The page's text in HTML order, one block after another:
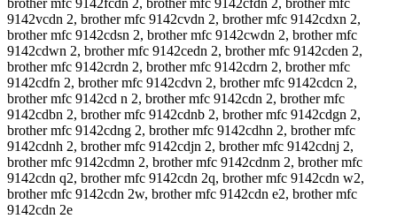
brother mfc 9142fcdn 2, brother mfc 9142cfdn 2, brother mfc
9142vcdn 2, brother mfc 9142cvdn 2, brother mfc 9142cdxn 2,
brother mfc 9142cdsn 2, brother mfc 9142cwdn 2, brother mfc
9142cdwn 2, brother mfc 9142cedn 2, brother mfc 9142cden 2,
brother mfc 9142crdn 2, brother mfc 9142cdrn 2, brother mfc
9142cdfn 2, brother mfc 9142cdvn 2, brother mfc 9142cdcn 2,
brother mfc 9142cd n 2, brother mfc 9142cdn 2, brother mfc
9142cdbn 2, brother mfc 9142cdnb 2, brother mfc 9142cdgn 2,
brother mfc 9142cdng 2, brother mfc 9142cdhn 2, brother mfc
9142cdnh 2, brother mfc 9142cdjn 2, brother mfc 9142cdnj 2,
brother mfc 9142cdmn 2, brother mfc 9142cdnm 2, brother mfc
9142cdn q2, brother mfc 9142cdn 2q, brother mfc 9142cdn w2,
brother mfc 9142cdn 2w, brother mfc 9142cdn e2, brother mfc
9142cdn 2e